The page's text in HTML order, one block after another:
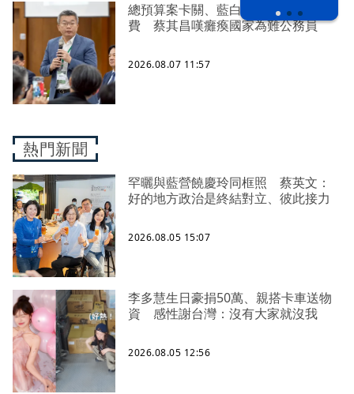
總預算案卡關、藍白提案凍刪業務
費 蔡其昌嘆癱瘓國家為難公務員
2026.08.07 11:57
熱門新聞
罕曬與藍營饒慶玲同框照 蔡英文：
好的地方政治是終結對立、彼此接力
2026.08.05 15:07
李多慧生日豪捐50萬、親搭卡車送物
資 感性謝台灣：沒有大家就沒我
2026.08.05 12:56